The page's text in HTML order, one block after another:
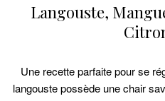
Langouste,
Une recette parfaite pour se
langouste possède une chair